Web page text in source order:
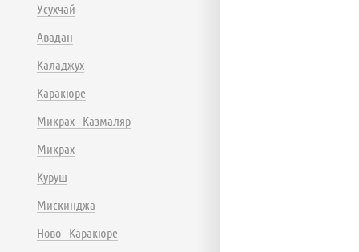
Усухчай
Авадан
Каладжух
Каракюре
Микрах - Казмаляр
Микрах
Куруш
Мискинджа
Ново - Каракюре